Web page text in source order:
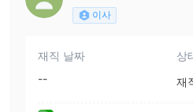
이사
재직 날짜
--
상
재